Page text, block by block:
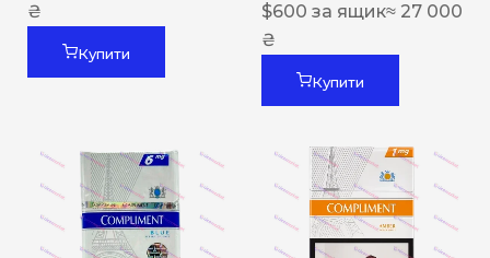
₴
Купити
$600 за ящик≈ 27 000
₴
Купити